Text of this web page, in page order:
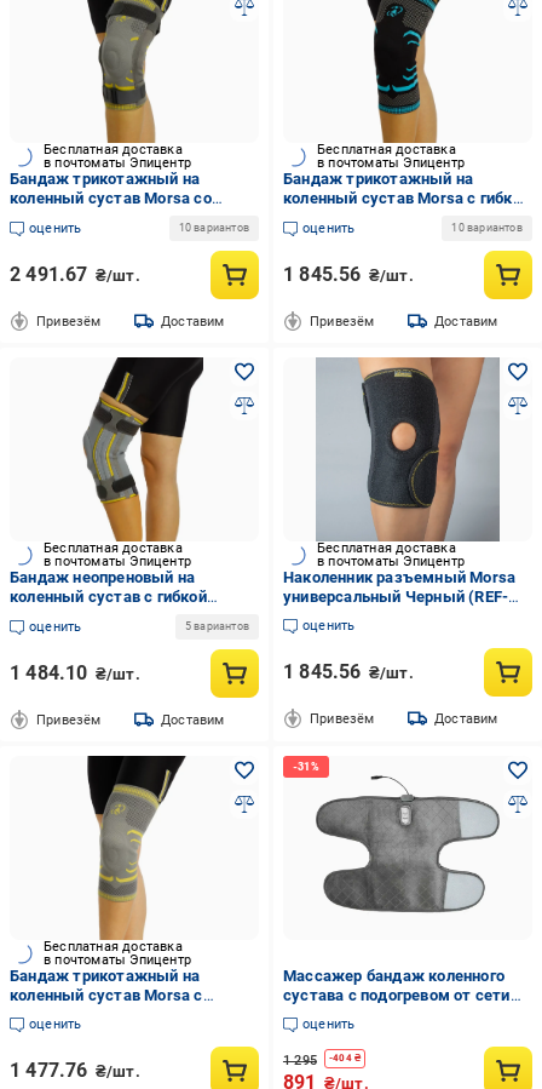
Бесплатная доставка
в почтоматы Эпицентр
Бандаж трикотажный на
коленный сустав Morsa со
стабилизирующими
фиксаторами M (REF-20.405)
оценить 10 вариантов
2 491.67 ₴/шт.
Привезём Доставим
Бесплатная доставка
в почтоматы Эпицентр
Бандаж трикотажный на
коленный сустав Morsa с гибкой
фиксацией L (REF-20.402)
оценить 10 вариантов
1 845.56 ₴/шт.
Привезём Доставим
Бесплатная доставка
в почтоматы Эпицентр
Бандаж неопреновый на
коленный сустав с гибкой
фиксацией Morsa XXL (REF-
20.103)
оценить 5 вариантов
1 484.10 ₴/шт.
Привезём Доставим
Бесплатная доставка
в почтоматы Эпицентр
Наколенник разъемный Morsa
универсальный Черный (REF-
120.200)
оценить
1 845.56 ₴/шт.
Привезём Доставим
Бесплатная доставка
в почтоматы Эпицентр
Бандаж трикотажный на
коленный сустав Morsa с
фиксацией коленной чашечки XL
оценить
1 477.76 ₴/шт.
Массажер бандаж коленного
сустава с подогревом от сети
(30641907)
оценить
1 295 -404₴
891 ₴/шт.